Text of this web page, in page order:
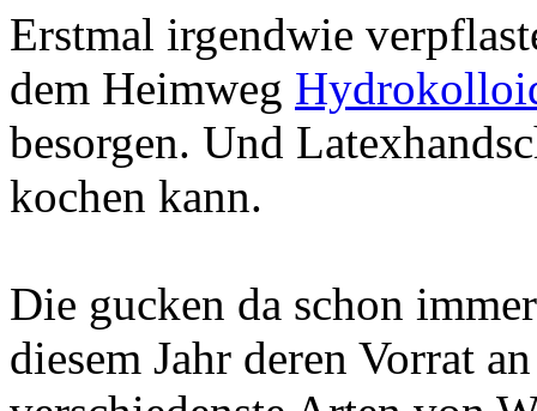
Erstmal irgendwie
dem Heimweg
besorgen. Und
kochen kann.
Die gucken da schon
diesem Jahr deren Vorrat